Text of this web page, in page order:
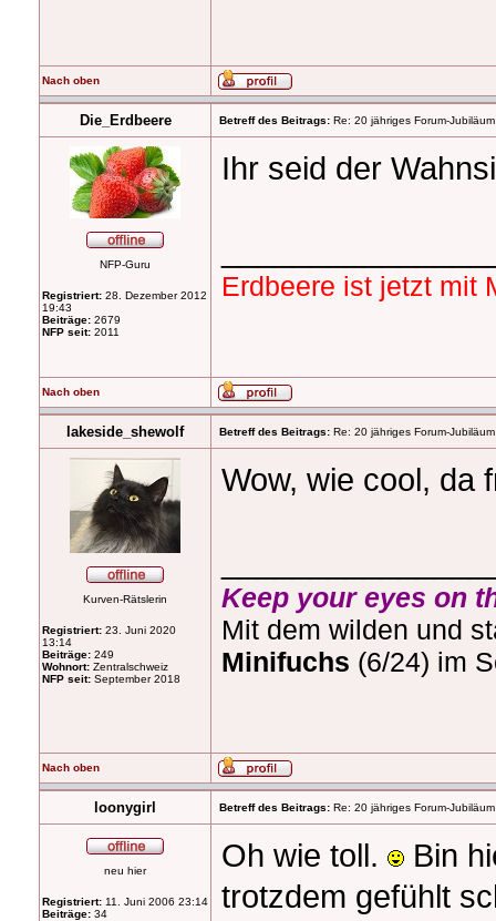
Nach oben
Die_Erdbeere Betreff des Beitrags: Re: 20 jähriges Forum-
NFP-Guru
Registriert: 28. Dezember 2012
19:43
Beiträge: 2679
NFP seit: 2011
Ihr seid der
Erdbeere ist jetzt mit
Nach oben
lakeside_shewolf Betreff des Beitrags: Re: 20 jähriges Forum-
Kurven-Rätslerin
Registriert: 23. Juni 2020
13:14
Beiträge: 249
Wohnort: Zentralschweiz
NFP seit: September 2018
Wow, wie cool, da
Keep your eyes on
Mit dem wilden und
Minifuchs (6/24) im
Nach oben
loonygirl Betreff des Beitrags: Re: 20 jähriges Forum-
neu hier
Registriert: 11. Juni 2006 23:14
Beiträge: 34
Oh wie toll.
Bin
trotzdem gefühlt